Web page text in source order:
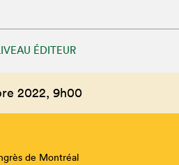
ÉDITEUR
2022, 9h00
de Montréal